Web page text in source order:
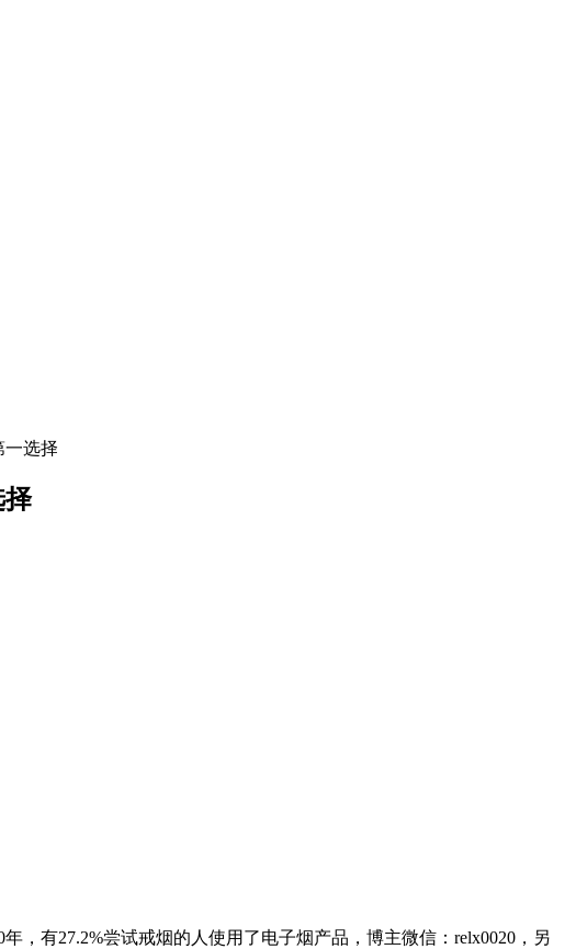
一选择
择
，有27.2%尝试戒烟的人使用了电子烟产品，博主微信：relx0020，另